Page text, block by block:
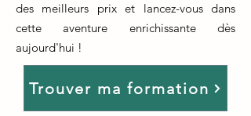
des meilleurs prix et lancez-vous dans
cette aventure enrichissante dès
aujourd'hui !
Trouver ma formation